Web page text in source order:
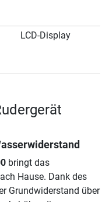
LCD-Display
bringt das
Hause. Dank des
Grundwiderstand über